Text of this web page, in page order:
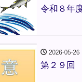
令和８年
2026-05-26
第２９回